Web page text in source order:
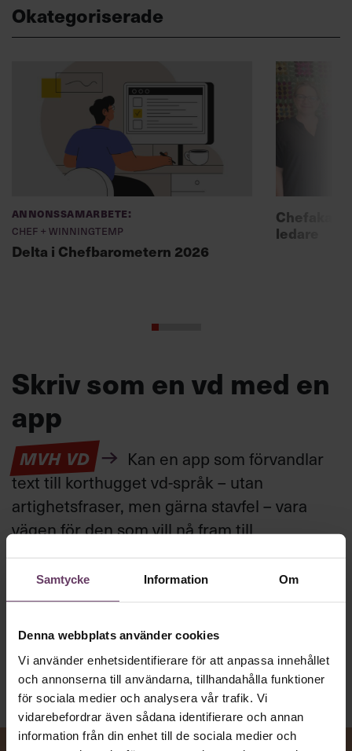
Samtycke Information Om
Denna webbplats använder cookies
Vi använder enhetsidentifierare för att anpassa innehållet
och annonserna till användarna, tillhandahålla funktioner
för sociala medier och analysera vår trafik. Vi
vidarebefordrar även sådana identifierare och annan
information från din enhet till de sociala medier och
Okategoriserade
Annonssamarbete:
Chef + Winningtemp
Delta i Chefbarometern 2026
ledare
Skriv som en vd med en
app
MVH VD
Kan en app som förvandlar
text till korthugget vd-språk – utan
artighetsfraser, men gärna stavfel – vara
vägen för den som vill nå fram till
toppcheferna?
Kommunikation
Publicerad2026-08-07